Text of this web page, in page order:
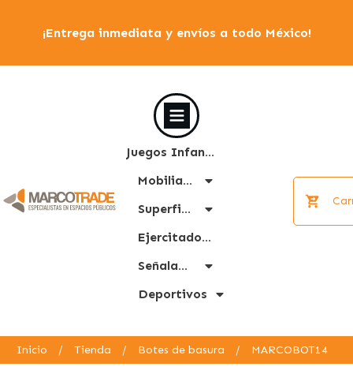
¡Entrega inmediata y envíos a todo México!
Juegos Infantiles
Mobiliario Urbano
Superficies
Ejercitadores
Señalamiento
Deportivos
Inicio / Tienda / Botes de basura / MARCOBOT14